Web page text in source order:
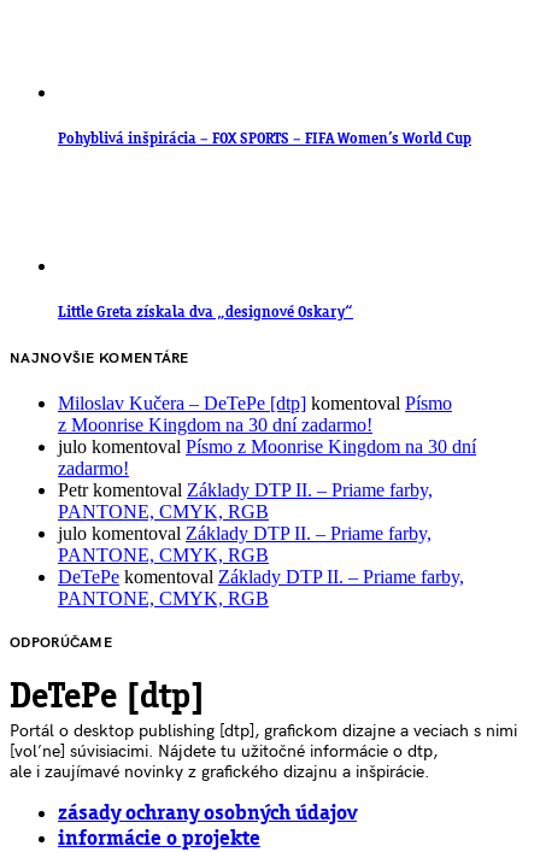
Pohyblivá inšpirácia – FOX SPORTS – FIFA Women’s World Cup
Little Greta získala dva „designové Oskary“
NAJNOVŠIE KOMENTÁRE
Miloslav Kučera – DeTePe [dtp] komentoval Písmo
z Moonrise Kingdom na 30 dní zadarmo!
julo komentoval Písmo z Moonrise Kingdom na 30 dní
zadarmo!
Petrkomentoval Základy DTP II. – Priame farby,
PANTONE, CMYK, RGB
julo komentoval Základy DTP II. – Priame farby,
PANTONE, CMYK, RGB
DeTePe komentoval Základy DTP II. – Priame farby,
PANTONE, CMYK, RGB
ODPORÚČAME
DeTePe [dtp]
Portál o desktop publishing [dtp], grafickom dizajne a veciach s nimi
[voľne] súvisiacimi. Nájdete tu užitočné informácie o dtp,
ale i zaujímavé novinky z grafického dizajnu a inšpirácie.
zásady ochrany osobných údajov
informácie o projekte